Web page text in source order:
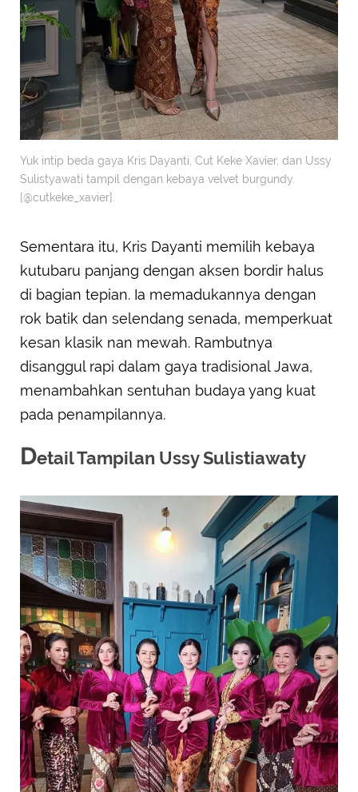
Yuk intip beda gaya Kris Dayanti, Cut Keke Xavier, dan Ussy
Sulistyawati tampil dengan kebaya velvet burgundy.
[@cutkeke_xavier].
Sementara itu, Kris Dayanti memilih kebaya
kutubaru panjang dengan aksen bordir halus
di bagian tepian. Ia memadukannya dengan
rok batik dan selendang senada, memperkuat
kesan klasik nan mewah. Rambutnya
disanggul rapi dalam gaya tradisional Jawa,
menambahkan sentuhan budaya yang kuat
pada penampilannya.
Detail Tampilan Ussy Sulistiawaty